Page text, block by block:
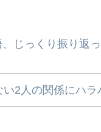
じっくり振り返っ
い2人の関係にハ